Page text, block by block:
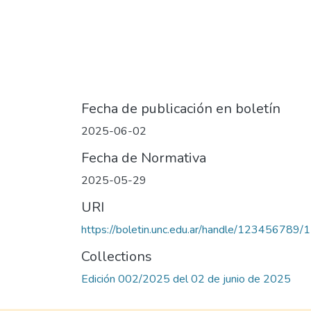
Fecha de publicación en boletín
2025-06-02
Fecha de Normativa
2025-05-29
URI
https://boletin.unc.edu.ar/handle/123456789/
Collections
Edición 002/2025 del 02 de junio de 2025